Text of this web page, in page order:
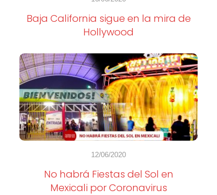
Baja California sigue en la mira de
Hollywood
12/06/2020
No habrá Fiestas del Sol en
Mexicali por Coronavirus